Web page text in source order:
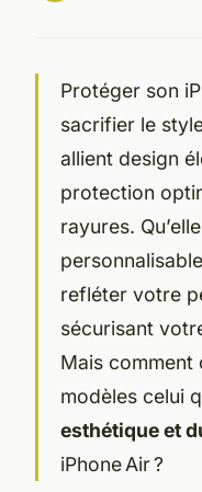
Protéger son
sacrifier le
allient design
protection
rayures.
refléter votre
sécurisant
Mais comment
modèles celui
esthétique et
iPhone Air ?